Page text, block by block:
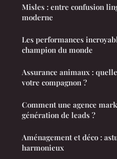
Misles : entre confusion
moderne
Les performances
champion du monde
Assurance animaux :
votre compagnon ?
Comment une agence
génération de leads ?
Aménagement et déco :
harmonieux